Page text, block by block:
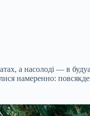
а насолоді — в
намеренно: